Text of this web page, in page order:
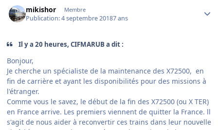
mikishor Membre
Publication:4 septembre 20187 ans
Il y a 20 heures, CIFMARUB a dit :
Bonjour,
Je cherche un spécialiste de la maintenance des X72500, en
fin de carrière et ayant les disponibilités pour des missions à
l'étranger.
Comme vous le savez, le début de la fin des X72500 (ou X TER)
en France arrive. Les premiers viennent de quitter la France. ll
s'agit de nous aider à reconvertir ces trains dans leur nouvelle